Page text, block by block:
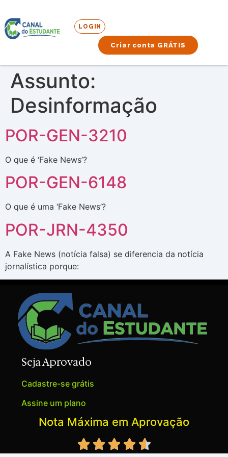
LOGIN
Criar conta GRÁTIS
Assunto:
Desinformação
POR-GEN-3210
O que é ‘Fake News’?
POR-GEN-6148
O que é uma ‘Fake News’?
POR-JRN-4350
A Fake News (notícia falsa) se diferencia da notícia
jornalística porque:
Seja Aprovado
Cadastre-se grátis
Assine um plano
Nota Máxima em Aprovação